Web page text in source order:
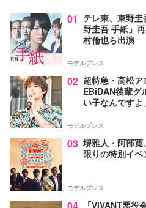
01 テレ東、東野
野圭吾 手紙」
村倫也ら出演
モデルプレス
02 超特急・高松
EBiDAN後輩グ
い子なんですよ
モデルプレス
03 堺雅人・阿部
限りの特別イ
モデルプレス
「VIVANT悪役